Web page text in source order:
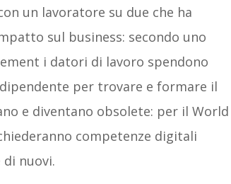
un lavoratore su due che ha
sul business: secondo uno
i datori di lavoro spendono
per trovare e formare il
e diventano obsolete: per il World
competenze digitali
nuovi.